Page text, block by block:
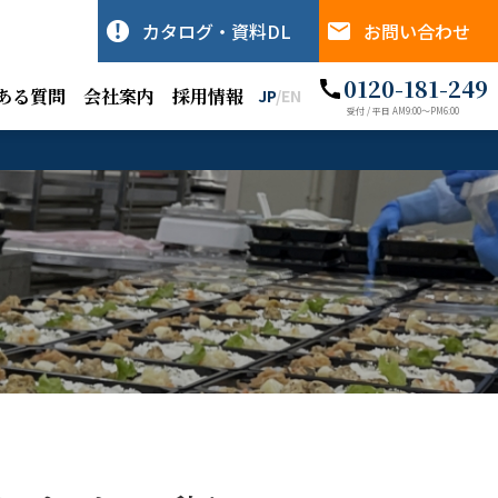
る質問 会社案内 採用情報 JP/EN 0120-181-249
受付 / 平日 AM9:00〜PM6:00
カタログ・資料DL お問い合わせ